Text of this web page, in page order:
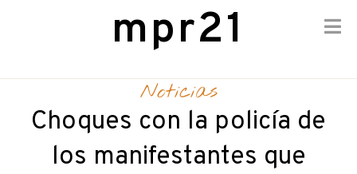
content
mpr21
Noticias
Choques con la policía de
los manifestantes que